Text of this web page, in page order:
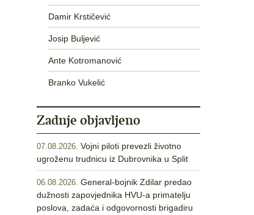
Damir Krstičević
Josip Buljević
Ante Kotromanović
Branko Vukelić
Zadnje objavljeno
07.08.2026. Vojni piloti prevezli životno
ugroženu trudnicu iz Dubrovnika u Split
06.08.2026. General-bojnik Zdilar predao
dužnosti zapovjednika HVU-a primatelju
poslova, zadaća i odgovornosti brigadiru